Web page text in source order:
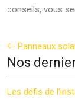
conseils, vous
Panneaux
Nos
Les défis de